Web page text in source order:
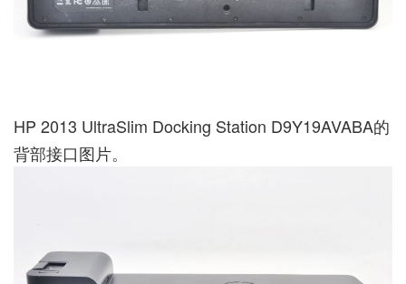
HP 2013 UltraSlim Docking Station D9Y19AVABA的
背部接口图片。